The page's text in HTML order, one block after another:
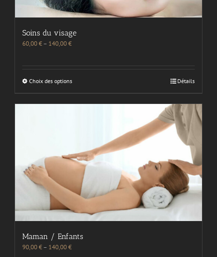
Soins du visage
60,00€– 140,00€
Choix des options Détails
Maman / Enfants
90,00€– 140,00€